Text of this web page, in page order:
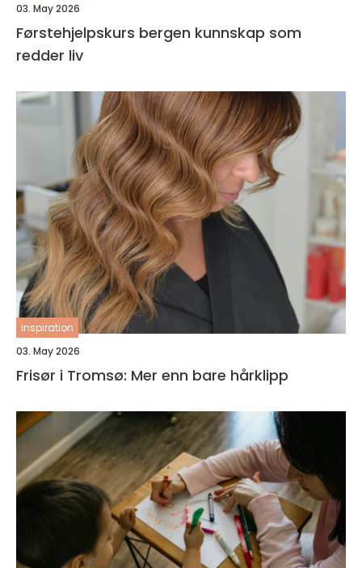
03. May 2026
Førstehjelpskurs bergen kunnskap som
redder liv
inspiration
03. May 2026
Frisør i Tromsø: Mer enn bare hårklipp